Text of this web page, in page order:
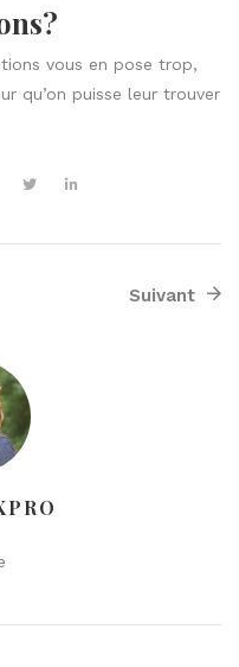
vous en pose trop,
qu’on puisse leur trouver
Suivant